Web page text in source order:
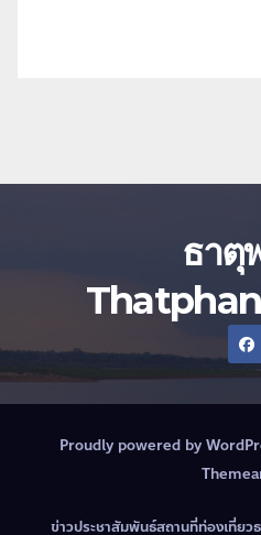
ธาตุ
Proudly powered by
ข่าวประชาสัมพันธ์สถานที่ท่องเที่ยว